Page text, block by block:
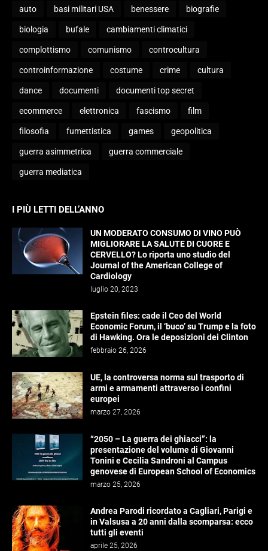
auto basi militari USA benessere biografie
biologia bufale cambiamenti climatici
complottismo comunismo controcultura
controinformazione costume crime cultura
dance documenti documenti top secret
ecommerce elettronica fascismo film
filosofia fumettistica games geopolitica
guerra asimmetrica guerra commerciale
guerra mediatica
I PIÙ LETTI DELL’ANNO
UN MODERATO CONSUMO DI VINO PUÒ
MIGLIORARE LA SALUTE DI CUORE E
CERVELLO? Lo riporta uno studio del
Journal of the American College of
Cardiology
luglio 20, 2023
Epstein files: cade il Ceo del World
Economic Forum, il ‘buco’ su Trump e la foto
di Hawking. Ora le deposizioni dei Clinton
febbraio 26, 2026
UE, la controversa norma sul trasporto di
armi e armamenti attraverso i confini
europei
marzo 27, 2026
“2050 – La guerra dei ghiacci”: la
presentazione del volume di Giovanni
Tonini e Cecilia Sandroni al Campus
genovese di European School of Economics
marzo 25, 2026
Andrea Parodi ricordato a Cagliari, Parigi e
in Valsusa a 20 anni dalla scomparsa: ecco
tutti gli eventi
aprile 25, 2026